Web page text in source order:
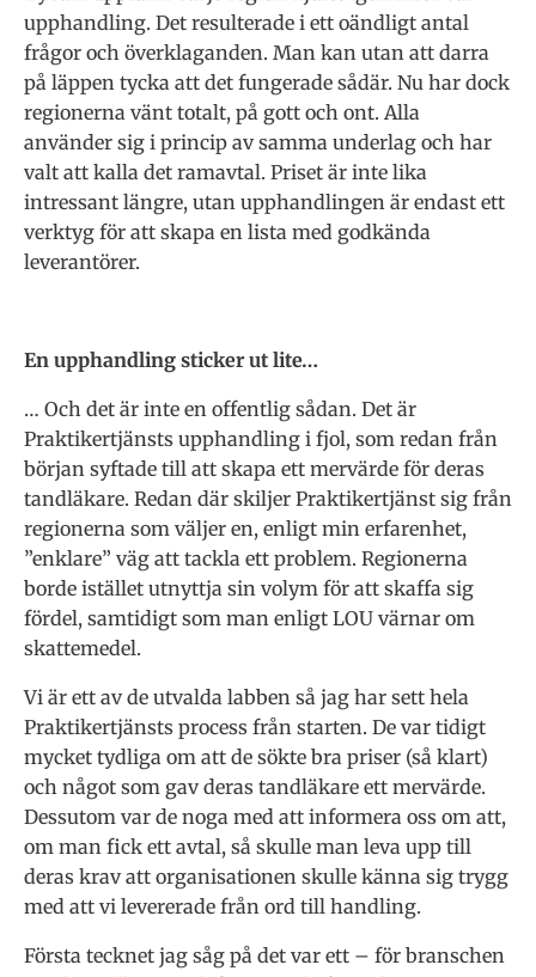
upphandling. Det resulterade i ett oändligt antal
frågor och överklaganden. Man kan utan att darra
på läppen tycka att det fungerade sådär. Nu har dock
regionerna vänt totalt, på gott och ont. Alla
använder sig i princip av samma underlag och har
valt att kalla det ramavtal. Priset är inte lika
intressant längre, utan upphandlingen är endast ett
verktyg för att skapa en lista med godkända
leverantörer.
En upphandling sticker ut lite…
… Och det är inte en offentlig sådan. Det är
Praktikertjänsts upphandling i fjol, som redan från
början syftade till att skapa ett mervärde för deras
tandläkare. Redan där skiljer Praktikertjänst sig från
regionerna som väljer en, enligt min erfarenhet,
”enklare” väg att tackla ett problem. Regionerna
borde istället utnyttja sin volym för att skaffa sig
fördel, samtidigt som man enligt LOU värnar om
skattemedel.
Vi är ett av de utvalda labben så jag har sett hela
Praktikertjänsts process från starten. De var tidigt
mycket tydliga om att de sökte bra priser (så klart)
och något som gav deras tandläkare ett mervärde.
Dessutom var de noga med att informera oss om att,
om man fick ett avtal, så skulle man leva upp till
deras krav att organisationen skulle känna sig trygg
med att vi levererade från ord till handling.
Första tecknet jag såg på det var ett – för branschen